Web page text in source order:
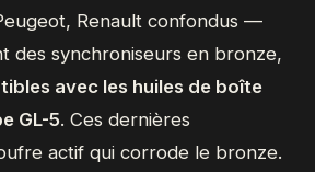
Renault confondus —
des synchroniseurs en bronze,
avec les huiles de boîte
GL-5. Ces dernières
actif qui corrode le bronze.